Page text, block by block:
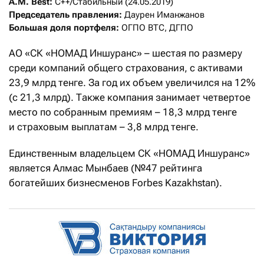
Председатель правления:
Большая доля портфеля: ОГПО ВТС, ДГПО
АО «СК «НОМАД Иншуранс» – шестая по размеру
среди компаний общего страхования, с активами
23,9 млрд тенге. За год их объем увеличился на 12%
(с 21,3 млрд). Также компания занимает четвертое
место по собранным премиям – 18,3 млрд тенге
и страховым выплатам – 3,8 млрд тенге.
Единственным владельцем СК «НОМАД Иншуранс»
является Алмас Мынбаев (№47 рейтинга
богатейших бизнесменов Forbes Kazakhstan).